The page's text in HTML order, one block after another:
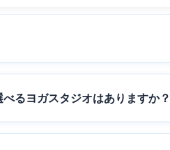
るヨガスタジオはありますか？